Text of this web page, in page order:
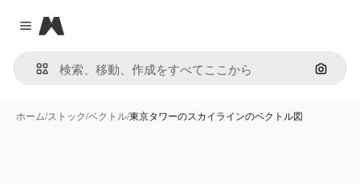
Close menu
Magnific
画像で
ホーム/ストック/ベクトル/東京タワーのスカイラインのベクトル図